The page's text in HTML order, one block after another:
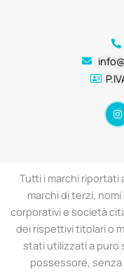
I
n
s
a
Tutti i marchi
marchi di terzi,
corporativi e società
dei rispettivi titolari o
stati utilizzati a puro
possessore,